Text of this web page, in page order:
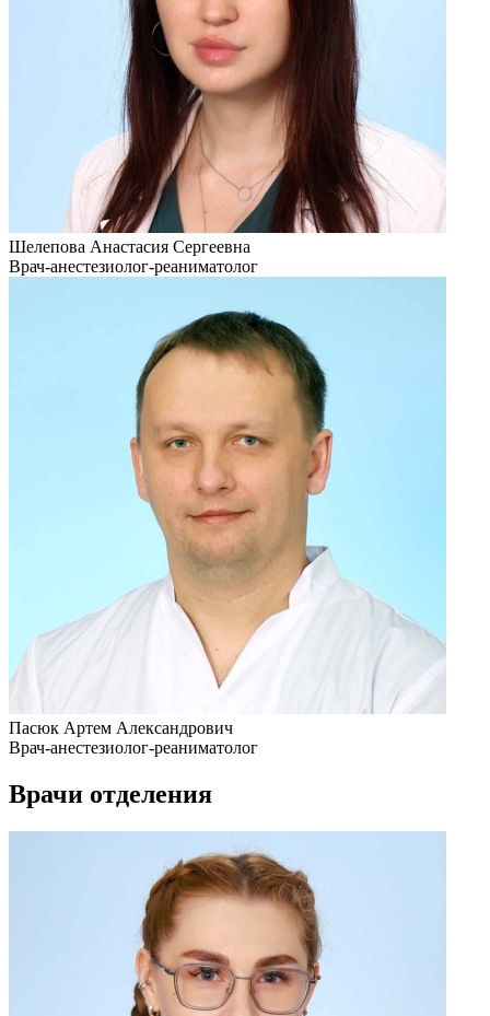
Шелепова Анастасия Сергеевна
Врач-анестезиолог-реаниматолог
Пасюк Артем Александрович
Врач-анестезиолог-реаниматолог
Врачи отделения